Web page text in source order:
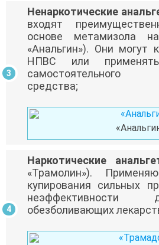
Ненаркотические
входят
основе метамизола
«Анальгин»). Они могут
НПВС или
самостоятельного
средства;
Наркотические
«Трамолин»).
купирования сильных
неэффективности
обезболивающих